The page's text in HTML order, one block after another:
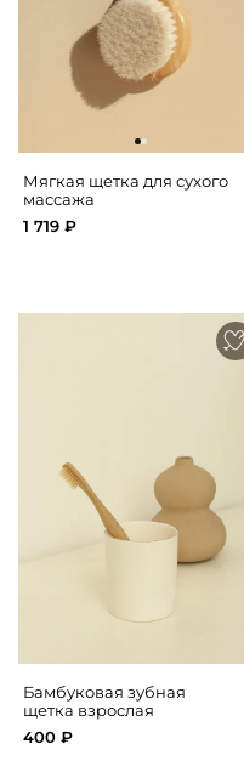
Мягкая щетка для сухого
массажа
1 719 ₽
Бамбуковая зубная
щетка взрослая
400 ₽